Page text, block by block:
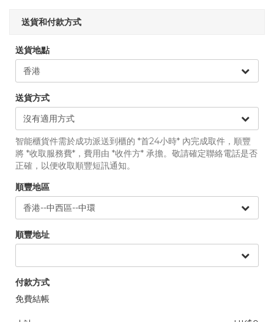
送貨和付款方式
送貨地點
送貨方式
智能櫃貨件需於成功派送到櫃的 *首24小時* 內完成取件，順豐
將 *收取服務費*，費用由 *收件方* 承擔。敬請確定聯絡電話是否
正確，以便收取順豐短訊通知。
順豐地區
順豐地址
付款方式
免費結帳